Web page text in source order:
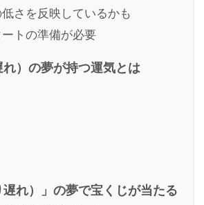
さを反映しているかも
トの準備が必要
）の夢が持つ運気とは
遅れ）」の夢で宝くじが当たる